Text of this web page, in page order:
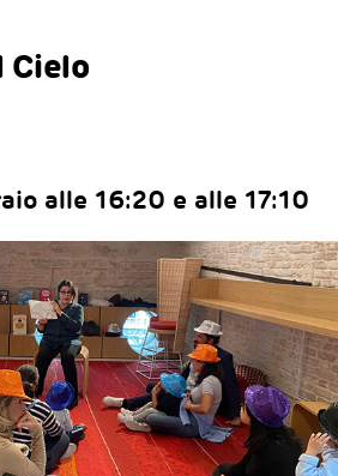
Cielo
alle 16:20 e alle 17:10